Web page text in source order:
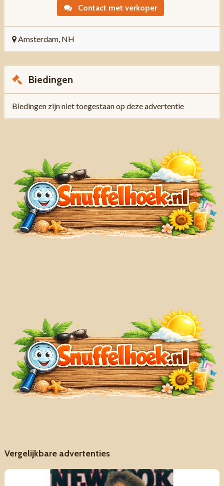
Contact met verkoper
Amsterdam, NH
Biedingen
Biedingen zijn niet toegestaan op deze advertentie
Vergelijkbare advertenties